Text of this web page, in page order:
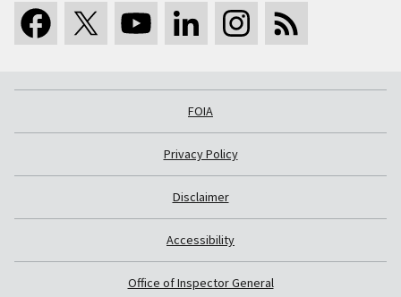
FOIA
Privacy Policy
Disclaimer
Accessibility
Office of Inspector General